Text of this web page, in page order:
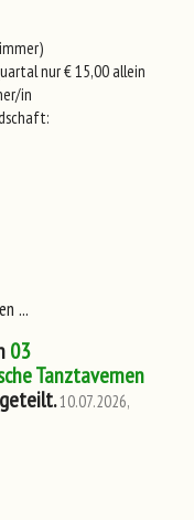
nur € 15,00 allein
in
...
03
Tanztavernen
10.07.2026,